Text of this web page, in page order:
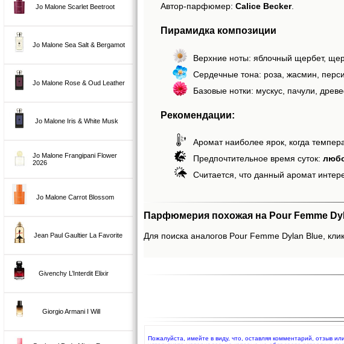
Jo Malone Scarlet Beetroot
Jo Malone Sea Salt & Bergamot
Jo Malone Rose & Oud Leather
Jo Malone Iris & White Musk
Jo Malone Frangipani Flower
2026
Jo Malone Carrot Blossom
Jean Paul Gaultier La Favorite
Givenchy L’Interdit Elixir
Giorgio Armani I Will
Автор-парфюмер: Calice Becker.
Пирамидка композиции
Верхние ноты: яблочный щербет,
Сердечные тона: роза, жасмин,
Базовые нотки: мускус, пачули,
Рекомендации:
Аромат наиболее ярок, когда
Предпочтительное время суток:
Считается, что данный аромат
Парфюмерия похожая на Pour Femme
Для поиска аналогов Pour Femme Dylan Blue,
Пожалуйста, имейте в виду, что, оставляя комментарий, отзыв